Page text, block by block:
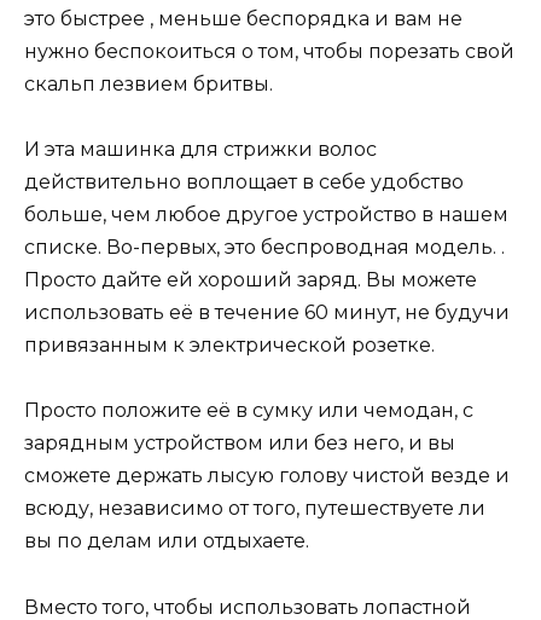
это быстрее , меньше беспорядка и вам не
нужно беспокоиться о том, чтобы порезать свой
скальп лезвием бритвы.
И эта машинка для стрижки волос
действительно воплощает в себе удобство
больше, чем любое другое устройство в нашем
списке. Во-первых, это беспроводная модель. .
Просто дайте ей хороший заряд. Вы можете
использовать её в течение 60 минут, не будучи
привязанным к электрической розетке.
Просто положите её в сумку или чемодан, с
зарядным устройством или без него, и вы
сможете держать лысую голову чистой везде и
всюду, независимо от того, путешествуете ли
вы по делам или отдыхаете.
Вместо того, чтобы использовать лопастной